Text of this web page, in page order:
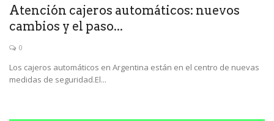
Atención cajeros automáticos: nuevos
cambios y el paso...
0
Los cajeros automáticos en Argentina están en el centro de nuevas
medidas de seguridad.El...